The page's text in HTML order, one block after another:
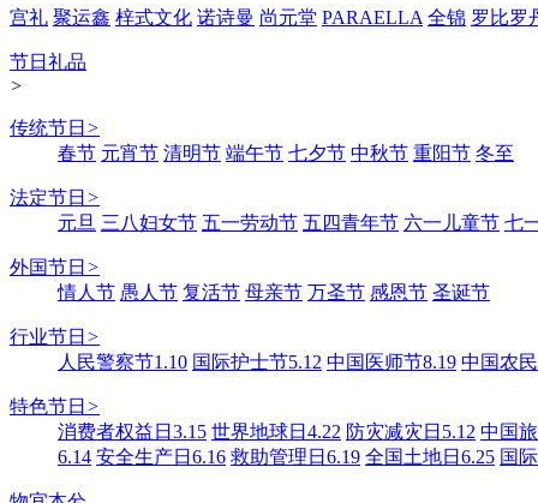
宫礼 聚运鑫 梓式文化 诺诗曼 尚元堂 PARAELLA 全锦 罗比罗
节日礼品
>
传统节日 >
春节 元宵节 清明节 端午节 七夕节 中秋节 重阳节 冬至
法定节日 >
元旦 三八妇女节 五一劳动节 五四青年节 六一儿童节 七
外国节日 >
情人节 愚人节 复活节 母亲节 万圣节 感恩节 圣诞节
行业节日 >
人民警察节1.10 国际护士节5.12 中国医师节8.19 中国农
特色节日 >
消费者权益日3.15 世界地球日4.22 防灾减灾日5.12 中国
6.14 安全生产日6.16 救助管理日6.19 全国土地日6.25 国